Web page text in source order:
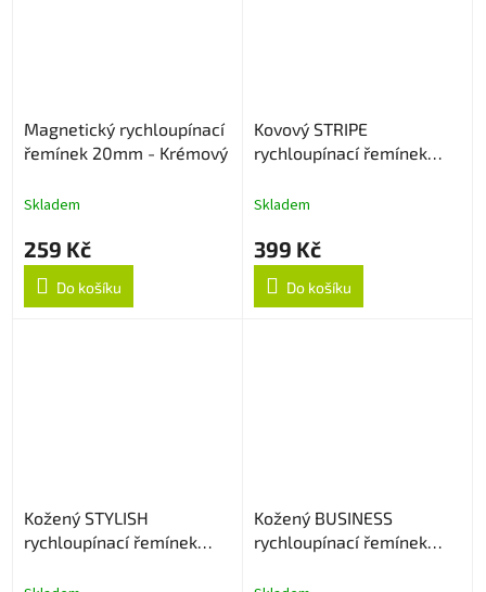
Magnetický rychloupínací
řemínek 20mm - Krémový
Skladem
259 Kč
Do košíku
Kovový STRIPE
rychloupínací řemínek
Skladem
399 Kč
Do košíku
Kožený STYLISH
rychloupínací řemínek
Kožený BUSINESS
rychloupínací řemínek